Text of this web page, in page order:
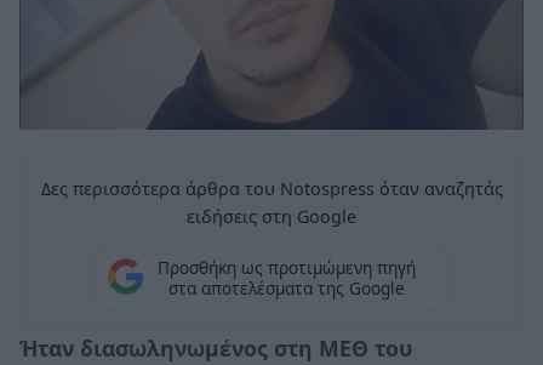
Δες περισσότερα άρθρα του Notospress όταν αναζητάς
ειδήσεις στη Google
Προσθήκη ως προτιμώμενη πηγή
στα αποτελέσματα της Google
Ήταν διασωληνωμένος στη ΜΕΘ του